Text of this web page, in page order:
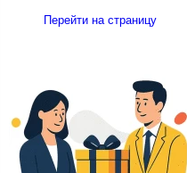
Перейти на страницу